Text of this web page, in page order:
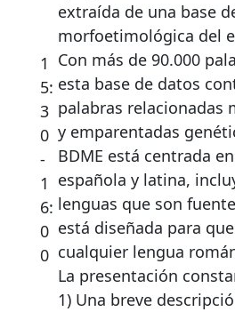
1
5:
3
0
-
1
6:
0
0
extraída de una base
morfoetimológica del
Con más de 90.000
esta base de datos
palabras relacionadas
y emparentadas
BDME está centrada
española y latina,
lenguas que son
está diseñada para
cualquier lengua
La presentación
1) Una breve